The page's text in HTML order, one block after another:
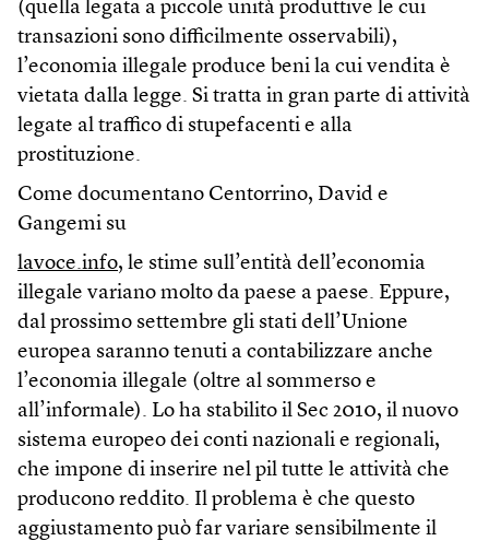
(quella legata a piccole unità produttive le cui
transazioni sono difficilmente osservabili),
l’economia illegale produce beni la cui vendita è
vietata dalla legge. Si tratta in gran parte di attività
legate al traffico di stupefacenti e alla
prostituzione.
Come documentano Centorrino, David e
Gangemi su
lavoce.info, le stime sull’entità dell’economia
illegale variano molto da paese a paese. Eppure,
dal prossimo settembre gli stati dell’Unione
europea saranno tenuti a contabilizzare anche
l’economia illegale (oltre al sommerso e
all’informale). Lo ha stabilito il Sec 2010, il nuovo
sistema europeo dei conti nazionali e regionali,
che impone di inserire nel pil tutte le attività che
producono reddito. Il problema è che questo
aggiustamento può far variare sensibilmente il